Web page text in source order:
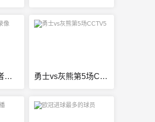
nba热火vs步行者录像 勇士vs灰熊第5场CCTV5